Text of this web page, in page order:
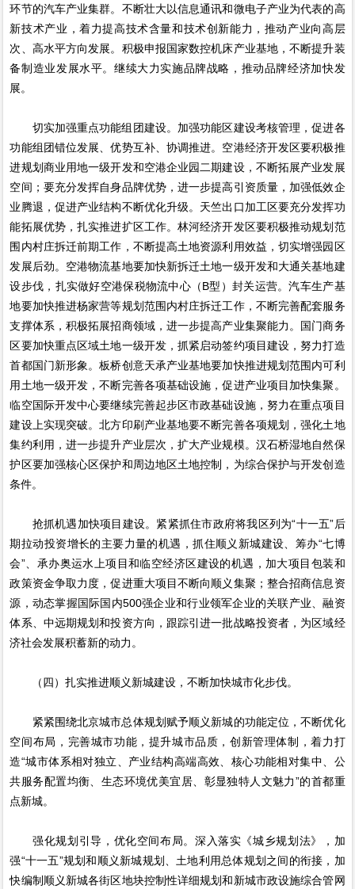
环节的汽车产业集群。不断壮大以信息通讯和微电子产业为代表的高
新技术产业，着力提高技术含量和技术创新能力，推动产业向高层
次、高水平方向发展。积极申报国家数控机床产业基地，不断提升装
备制造业发展水平。继续大力实施品牌战略，推动品牌经济加快发
展。
切实加强重点功能组团建设。加强功能区建设考核管理，促进各
功能组团错位发展、优势互补、协调推进。空港经济开发区要积极推
进规划商业用地一级开发和空港企业园二期建设，不断拓展产业发展
空间；要充分发挥自身品牌优势，进一步提高引资质量，加强低效企
业腾退，促进产业结构不断优化升级。天竺出口加工区要充分发挥功
能拓展优势，扎实推进扩区工作。林河经济开发区要积极推动规划范
围内村庄拆迁前期工作，不断提高土地资源利用效益，切实增强园区
发展后劲。空港物流基地要加快新拆迁土地一级开发和大通关基地建
设步伐，扎实做好空港保税物流中心（B型）封关运营。汽车生产基
地要加快推进杨家营等规划范围内村庄拆迁工作，不断完善配套服务
支撑体系，积极拓展招商领域，进一步提高产业集聚能力。国门商务
区要加快重点区域土地一级开发，抓紧启动签约项目建设，努力打造
首都国门新形象。板桥创意天承产业基地要加快推进规划范围内可利
用土地一级开发，不断完善各项基础设施，促进产业项目加快集聚。
临空国际开发中心要继续完善起步区市政基础设施，努力在重点项目
建设上实现突破。北方印刷产业基地要不断完善各项规划，强化土地
集约利用，进一步提升产业层次，扩大产业规模。汉石桥湿地自然保
护区要加强核心区保护和周边地区土地控制，为综合保护与开发创造
条件。
抢抓机遇加快项目建设。紧紧抓住市政府将我区列为“十一五”后
期拉动投资增长的主要力量的机遇，抓住顺义新城建设、筹办“七博
会”、承办奥运水上项目和临空经济区建设的机遇，加大项目包装和
政策资金争取力度，促进重大项目不断向顺义集聚；整合招商信息资
源，动态掌握国际国内500强企业和行业领军企业的关联产业、融资
体系、中远期规划和投资方向，跟踪引进一批战略投资者，为区域经
济社会发展积蓄新的动力。
（四）扎实推进顺义新城建设，不断加快城市化步伐。
紧紧围绕北京城市总体规划赋予顺义新城的功能定位，不断优化
空间布局，完善城市功能，提升城市品质，创新管理体制，着力打
造“城市体系相对独立、产业结构高端高效、核心功能相对集中、公
共服务配置均衡、生态环境优美宜居、彰显独特人文魅力”的首都重
点新城。
强化规划引导，优化空间布局。深入落实《城乡规划法》，加
强“十一五”规划和顺义新城规划、土地利用总体规划之间的衔接，加
快编制顺义新城各街区地块控制性详细规划和新城市政设施综合管网